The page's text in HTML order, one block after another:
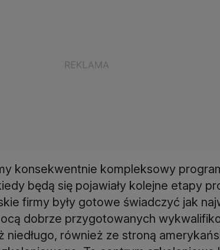
konsekwentnie kompleksowy
będą się pojawiały kolejne etapy
firmy były gotowe świadczyć jak
dobrze przygotowanych
również ze stroną